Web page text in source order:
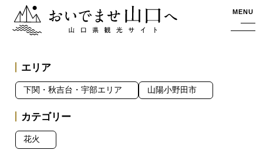
おいでませ山口へー山口県観光サイト MENU
エリア
下関・秋吉台・宇部エリア 山陽小野田市
カテゴリー
花火